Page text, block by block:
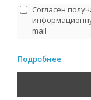
Согласен
mail
Подробнее